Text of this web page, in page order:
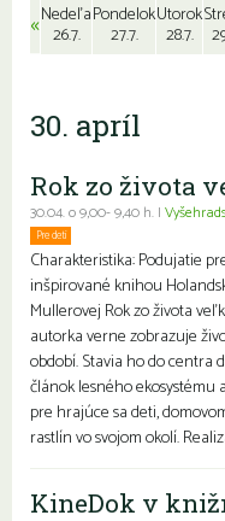
«Nedeľa
26.7.
Pondelok
27.7.
Utorok
28.7.
30. apríl
Rok zo života
30.04. o 9,00- 9,40 h. |
Pre deti
Charakteristika: Podujatie
inšpirované knihou
Mullerovej Rok zo života
autorka verne zobrazuje
období. Stavia ho do centra
článok lesného ekosystému
pre hrajúce sa deti,
rastlín vo svojom okolí.
KineDok v